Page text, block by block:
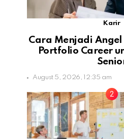
Karir
Cara Menjadi
Portfolio Career
August 5, 2026, 12:35 am